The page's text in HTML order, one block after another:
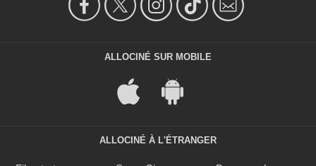
ALLOCINÉ SUR MOBILE
ALLOCINÉ À L'ÉTRANGER